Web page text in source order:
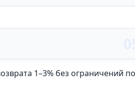
1–3% без ограничений по